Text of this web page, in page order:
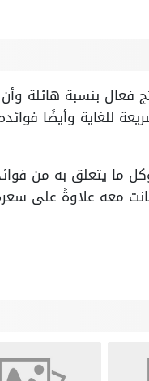
فعال بنسبة هائلة
للغاية وأيضًا
يتعلق به من فوائد
معه علاوةً على